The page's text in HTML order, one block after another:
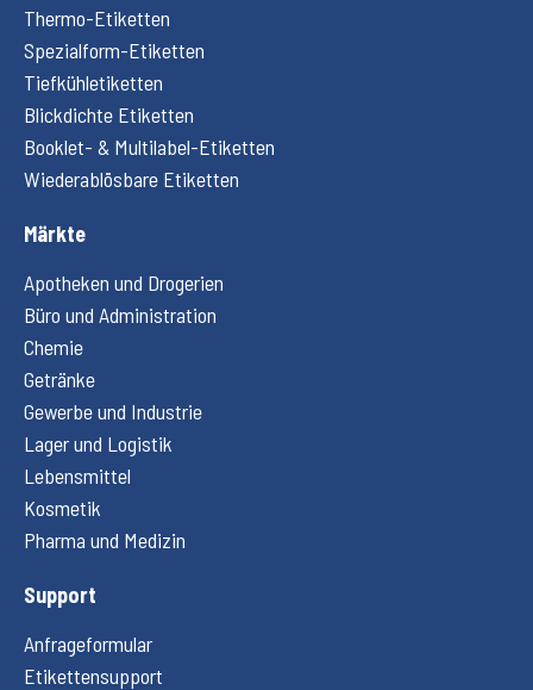
Thermo-Etiketten
Spezialform-Etiketten
Tiefkühletiketten
Blickdichte Etiketten
Booklet- & Multilabel-Etiketten
Wiederablösbare Etiketten
Märkte
Apotheken und Drogerien
Büro und Administration
Chemie
Getränke
Gewerbe und Industrie
Lager und Logistik
Lebensmittel
Kosmetik
Pharma und Medizin
Support
Anfrageformular
Etikettensupport